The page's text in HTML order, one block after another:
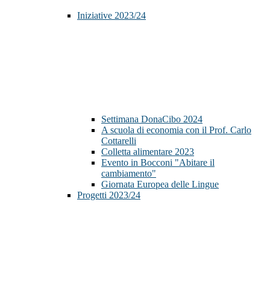
Iniziative 2023/24
Settimana DonaCibo 2024
A scuola di economia con il Prof. Carlo
Cottarelli
Colletta alimentare 2023
Evento in Bocconi "Abitare il
cambiamento"
Giornata Europea delle Lingue
Progetti 2023/24